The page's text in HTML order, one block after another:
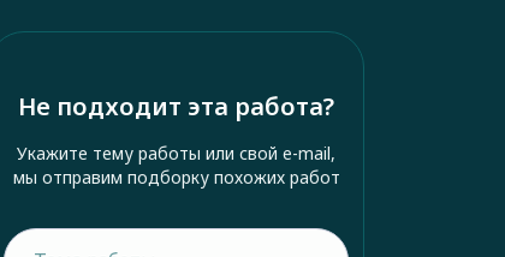
Не подходит эта работа?
Укажите тему работы или свой e-mail,
мы отправим подборку похожих работ